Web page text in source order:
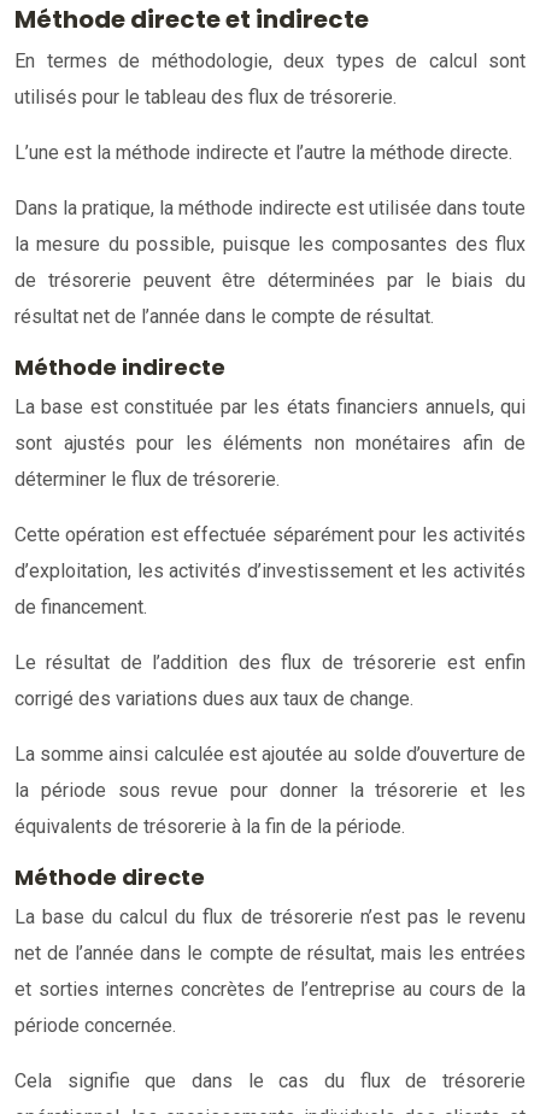
Méthode directe et indirecte
En termes de méthodologie, deux types de calcul sont
utilisés pour le tableau des flux de trésorerie.
L’une est la méthode indirecte et l’autre la méthode directe.
Dans la pratique, la méthode indirecte est utilisée dans toute
la mesure du possible, puisque les composantes des flux
de trésorerie peuvent être déterminées par le biais du
résultat net de l’année dans le compte de résultat.
Méthode indirecte
La base est constituée par les états financiers annuels, qui
sont ajustés pour les éléments non monétaires afin de
déterminer le flux de trésorerie.
Cette opération est effectuée séparément pour les activités
d’exploitation, les activités d’investissement et les activités
de financement.
Le résultat de l’addition des flux de trésorerie est enfin
corrigé des variations dues aux taux de change.
La somme ainsi calculée est ajoutée au solde d’ouverture de
la période sous revue pour donner la trésorerie et les
équivalents de trésorerie à la fin de la période.
Méthode directe
La base du calcul du flux de trésorerie n’est pas le revenu
net de l’année dans le compte de résultat, mais les entrées
et sorties internes concrètes de l’entreprise au cours de la
période concernée.
Cela signifie que dans le cas du flux de trésorerie